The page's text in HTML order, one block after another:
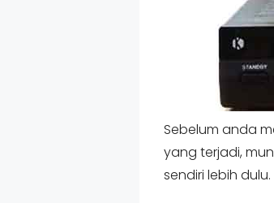
Sebelum anda
yang terjadi,
sendiri lebih dulu.